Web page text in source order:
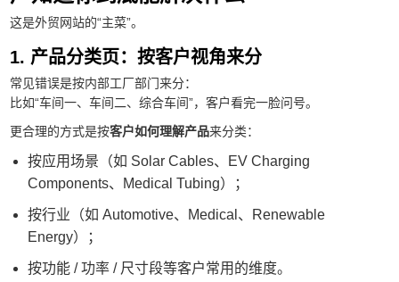
这是外贸网站的“主菜”。
1. 产品分类页：按客户视角来分
常见错误是按内部工厂部门来分：
比如“车间一、车间二、综合车间”，客户看完一脸问号。
更合理的方式是按客户如何理解产品来分类：
按应用场景（如 Solar Cables、EV Charging
Components、Medical Tubing）；
按行业（如 Automotive、Medical、Renewable
Energy）；
按功能 / 功率 / 尺寸段等客户常用的维度。